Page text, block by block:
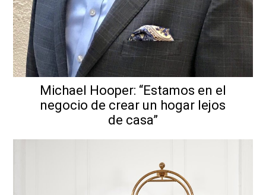
Michael Hooper: “Estamos en el
negocio de crear un hogar lejos
de casa”